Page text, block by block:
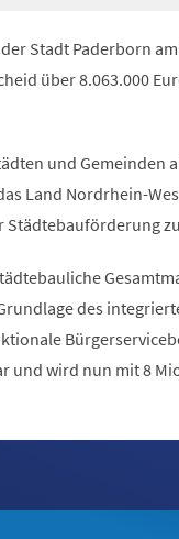
Stadt Paderborn
über 8.063.000
und Gemeinden
Land Nordrhein-
des
und wird nun mit 8